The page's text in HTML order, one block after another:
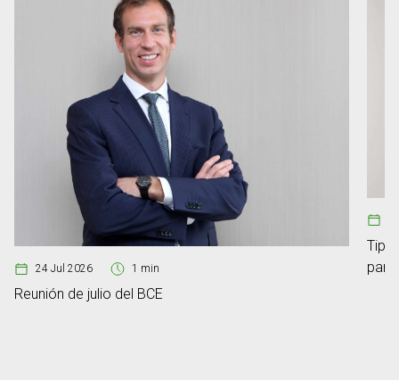
24 Jul 2026 1 min
Reunión de julio del BCE